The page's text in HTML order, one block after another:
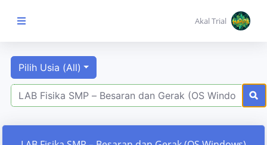
Beranda Anak
MENU
KONTEN
Pembelajaran
Akal Trial
Pilih Usia (All)